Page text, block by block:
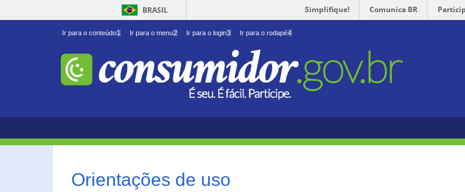
BRASIL Simplifique! Comunica BR
Ir para o conteúdo1 Ir para o menu2 Ir para o login3 Ir para o rodapé4
Orientações de uso